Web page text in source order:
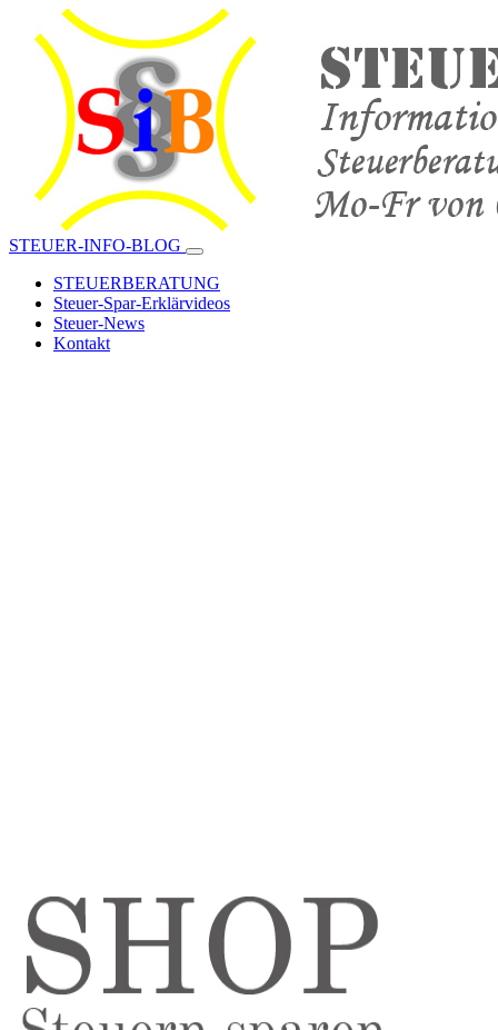
STEUER-INFO-BLOG
STEUERBERATUNG
Steuer-Spar-Erklärvideos
Steuer-News
Kontakt